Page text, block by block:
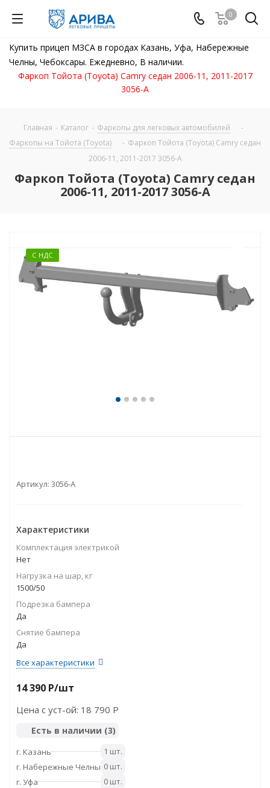
0
Купить прицеп МЗСА в городах Казань, Уфа, Набережные
Челны, Чебоксары. Ежедневно, В наличии.
Фаркоп Тойота (Toyota) Camry седан 2006-11, 2011-2017
3056-A
Главная - Каталог - Фаркопы для легковых автомобилей
-
Фаркопы на Тойота (Toyota)
- Фаркоп Тойота (Toyota) Camry седан
2006-11, 2011-2017 3056-A
Фаркоп Тойота (Toyota) Camry седан
2006-11, 2011-2017 3056-A
С НДС
Артикул: 3056-A
Характеристики
Комплектация электрикой
Нет
Нагрузка на шар, кг
1500/50
Подрезка бампера
Да
Снятие бампера
Да
Все характеристики
14 390 P/шт
Цена с уст-ой: 18 790 P
Есть в наличии (3)
г. Казань
1 шт.
г. Набережные Челны 0 шт.
г. Уфа
0 шт.